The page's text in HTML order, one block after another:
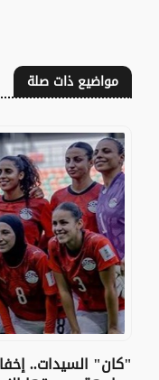
مواضيع ذات صلة
"كان" السيدات..